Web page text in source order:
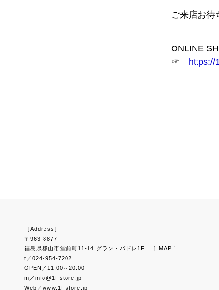
ご来店お待
ONLINE
☞ https://
［Address］
〒963-8877
福島県郡山市堂前町11-14 グラン・パドレ1F
［ MAP ］
t／024-954-7202
OPEN／11:00～20:00
m／info@1f-store.jp
Web／www.1f-store.jp